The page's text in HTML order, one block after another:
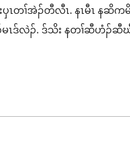
ၤတၢ်အဲၣ်တီလီၤ. နၤမီၤ နဆိ
ဒ်လဲၣ်. ဒ်သိး နတၢ်ဆီဟံၣ်